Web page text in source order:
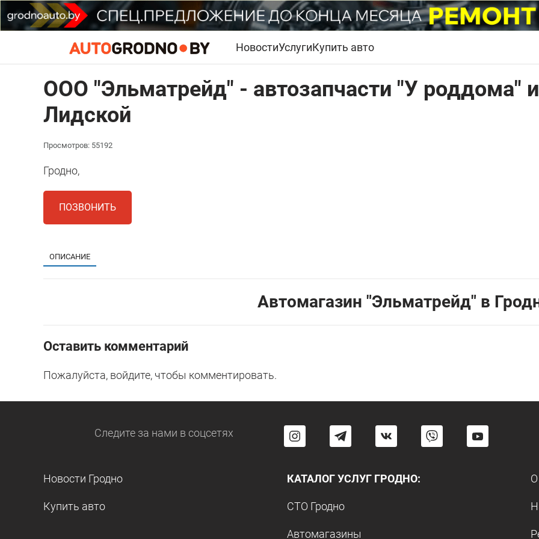
НовостиУслугиКупить авто
ООО "Эльматрейд" - автозапчасти "У роддома"
Лидской
Просмотров: 55192
Гродно,
ПОЗВОНИТЬ
ОПИСАНИЕ
Автомагазин "Эльматрейд" в
Оставить комментарий
Пожалуйста, войдите, чтобы комментировать.
Следите за нами в соцсетях
Новости Гродно
Купить авто
КАТАЛОГ УСЛУГ ГРОДНО:
СТО Гродно
Автомагазины